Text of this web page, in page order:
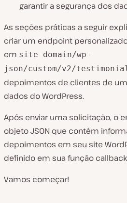
garantir a segurança dos
As seções práticas a seguir
criar um endpoint
em site-domain/wp-
json/custom/v2/
depoimentos de clientes de
dados do WordPress.
Após enviar uma solicitação, o
objeto JSON que contém
depoimentos em seu site
definido em sua função
Vamos começar!